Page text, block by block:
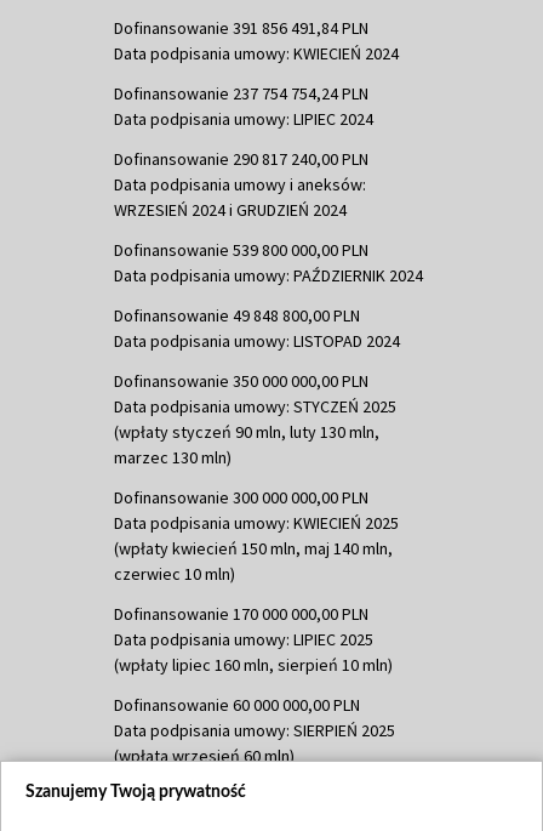
Dofinansowanie 391 856 491,84 PLN
Data podpisania umowy: KWIECIEŃ 2024
Dofinansowanie 237 754 754,24 PLN
Data podpisania umowy: LIPIEC 2024
Dofinansowanie 290 817 240,00 PLN
Data podpisania umowy i aneksów:
WRZESIEŃ 2024 i GRUDZIEŃ 2024
Dofinansowanie 539 800 000,00 PLN
Data podpisania umowy: PAŹDZIERNIK 2024
Dofinansowanie 49 848 800,00 PLN
Data podpisania umowy: LISTOPAD 2024
Dofinansowanie 350 000 000,00 PLN
Data podpisania umowy: STYCZEŃ 2025
(wpłaty styczeń 90 mln, luty 130 mln,
marzec 130 mln)
Dofinansowanie 300 000 000,00 PLN
Data podpisania umowy: KWIECIEŃ 2025
(wpłaty kwiecień 150 mln, maj 140 mln,
czerwiec 10 mln)
Dofinansowanie 170 000 000,00 PLN
Data podpisania umowy: LIPIEC 2025
(wpłaty lipiec 160 mln, sierpień 10 mln)
Dofinansowanie 60 000 000,00 PLN
Data podpisania umowy: SIERPIEŃ 2025
(wpłata wrzesień 60 mln)
Dofinansowanie 635 783 051,21 PLN
Szanujemy Twoją prywatność